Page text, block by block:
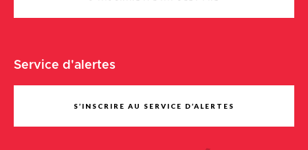
Service d'alertes
S’INSCRIRE AU SERVICE D’ALERTES